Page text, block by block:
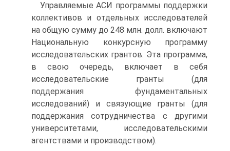
Управляемые АСИ программы поддержки
коллективов и отдельных исследователей
на общую сумму до 248 млн. долл. включают
Национальную конкурсную программу
исследовательских грантов. Эта программа,
в свою очередь, включает в себя
исследовательские гранты (для
поддержания фундаментальных
исследований) и связующие гранты (для
поддержания сотрудничества с другими
университетами, исследовательскими
агентствами и производством).